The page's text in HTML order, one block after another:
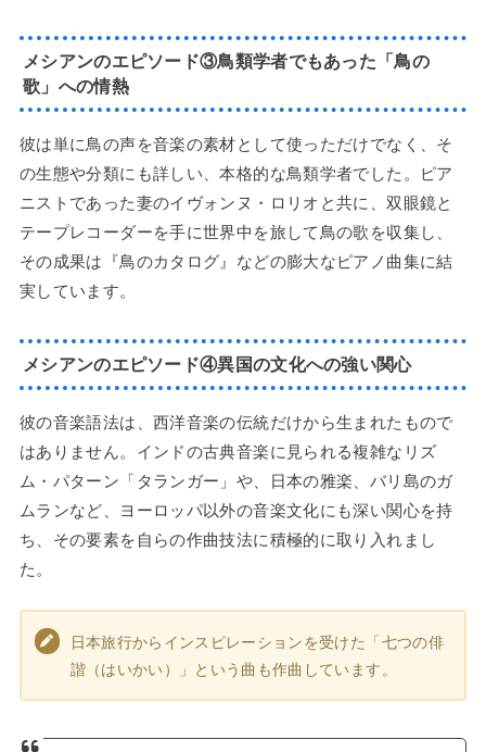
メシアンのエピソード③鳥類学者でもあった「鳥の
歌」への情熱
彼は単に鳥の声を音楽の素材として使っただけでなく、そ
の生態や分類にも詳しい、本格的な鳥類学者でした。ピア
ニストであった妻のイヴォンヌ・ロリオと共に、双眼鏡と
テープレコーダーを手に世界中を旅して鳥の歌を収集し、
その成果は『鳥のカタログ』などの膨大なピアノ曲集に結
実しています。
メシアンのエピソード④異国の文化への強い関心
彼の音楽語法は、西洋音楽の伝統だけから生まれたもので
はありません。インドの古典音楽に見られる複雑なリズ
ム・パターン「タランガー」や、日本の雅楽、バリ島のガ
ムランなど、ヨーロッパ以外の音楽文化にも深い関心を持
ち、その要素を自らの作曲技法に積極的に取り入れまし
た。
日本旅行からインスピレーションを受けた「七つの俳
諧（はいかい）」という曲も作曲しています。